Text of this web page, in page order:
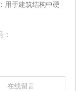
用于建筑结构中硬
：
在线留言